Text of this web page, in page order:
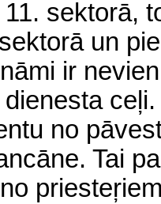
11. sektorā,
un
ir
no
Tai